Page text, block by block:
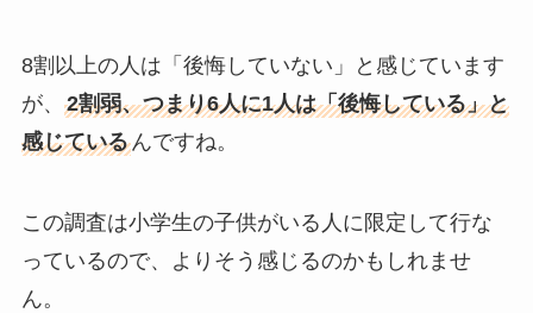
8割以上の人は「後悔していない」と感じています
が、 2割弱、つまり6人に1人は「後悔している」と
感じているんですね。
この調査は小学生の子供がいる人に限定して行な
っているので、よりそう感じるのかもしれませ
ん。